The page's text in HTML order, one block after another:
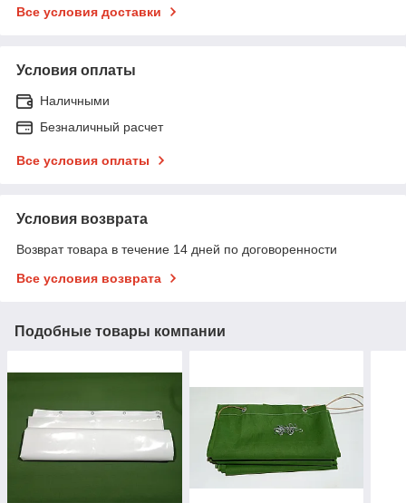
Все условия доставки
Условия оплаты
Наличными
Безналичный расчет
Все условия оплаты
Условия возврата
Возврат товара в течение 14 дней по договоренности
Все условия возврата
Подобные товары компании